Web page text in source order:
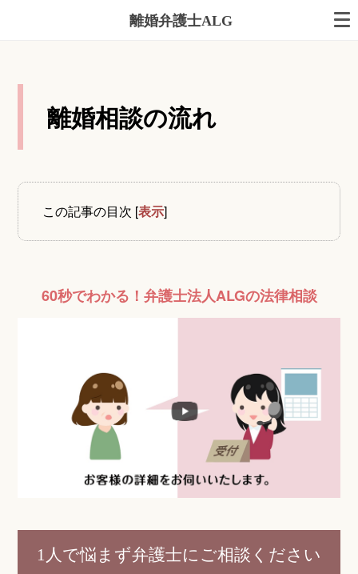
離婚弁護士ALG
離婚相談の流れ
この記事の目次 [表示]
60秒でわかる！弁護士法人ALGの法律相談
1人で悩まず弁護士にご相談ください